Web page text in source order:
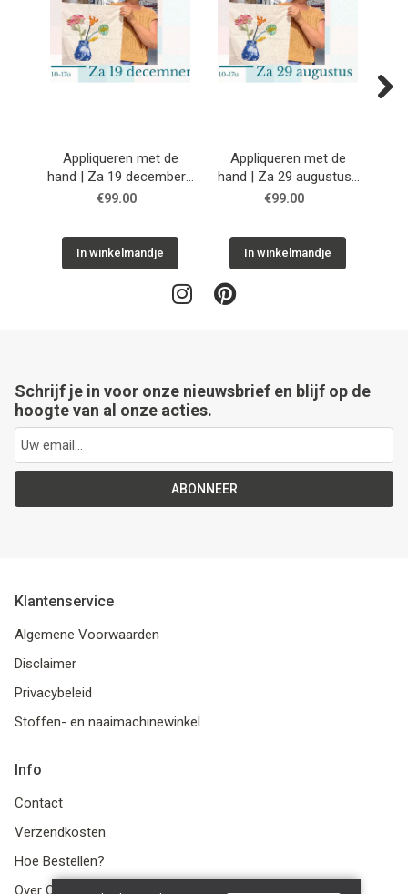
Appliqueren met de
hand | Za 19 december |
Workshop
€99.00
In winkelmandje
Appliqueren met de
hand | Za 29 augustus |
Workshop
€99.00
In winkelmandje
Schrijf je in voor onze nieuwsbrief en blijf op de
hoogte van al onze acties.
ABONNEER
Klantenservice
Algemene Voorwaarden
Disclaimer
Privacybeleid
Stoffen- en naaimachinewinkel
Info
Contact
Verzendkosten
Hoe Bestellen?
Over Ons